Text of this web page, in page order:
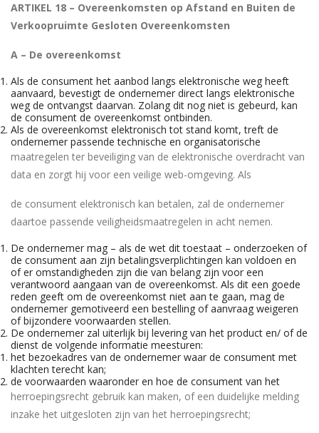
ARTIKEL 18 – Overeenkomsten op Afstand en Buiten de
Verkoopruimte Gesloten Overeenkomsten
A – De overeenkomst
Als de consument het aanbod langs elektronische weg heeft
aanvaard, bevestigt de ondernemer direct langs elektronische
weg de ontvangst daarvan. Zolang dit nog niet is gebeurd, kan
de consument de overeenkomst ontbinden.
Als de overeenkomst elektronisch tot stand komt, treft de
ondernemer passende technische en organisatorische
maatregelen ter beveiliging van de elektronische overdracht van
data en zorgt hij voor een veilige web-omgeving. Als
de consument elektronisch kan betalen, zal de ondernemer
daartoe passende veiligheidsmaatregelen in acht nemen.
De ondernemer mag – als de wet dit toestaat – onderzoeken of
de consument aan zijn betalingsverplichtingen kan voldoen en
of er omstandigheden zijn die van belang zijn voor een
verantwoord aangaan van de overeenkomst. Als dit een goede
reden geeft om de overeenkomst niet aan te gaan, mag de
ondernemer gemotiveerd een bestelling of aanvraag weigeren
of bijzondere voorwaarden stellen.
De ondernemer zal uiterlijk bij levering van het product en/ of de
dienst de volgende informatie meesturen:
het bezoekadres van de ondernemer waar de consument met
klachten terecht kan;
de voorwaarden waaronder en hoe de consument van het
herroepingsrecht gebruik kan maken, of een duidelijke melding
inzake het uitgesloten zijn van het herroepingsrecht;